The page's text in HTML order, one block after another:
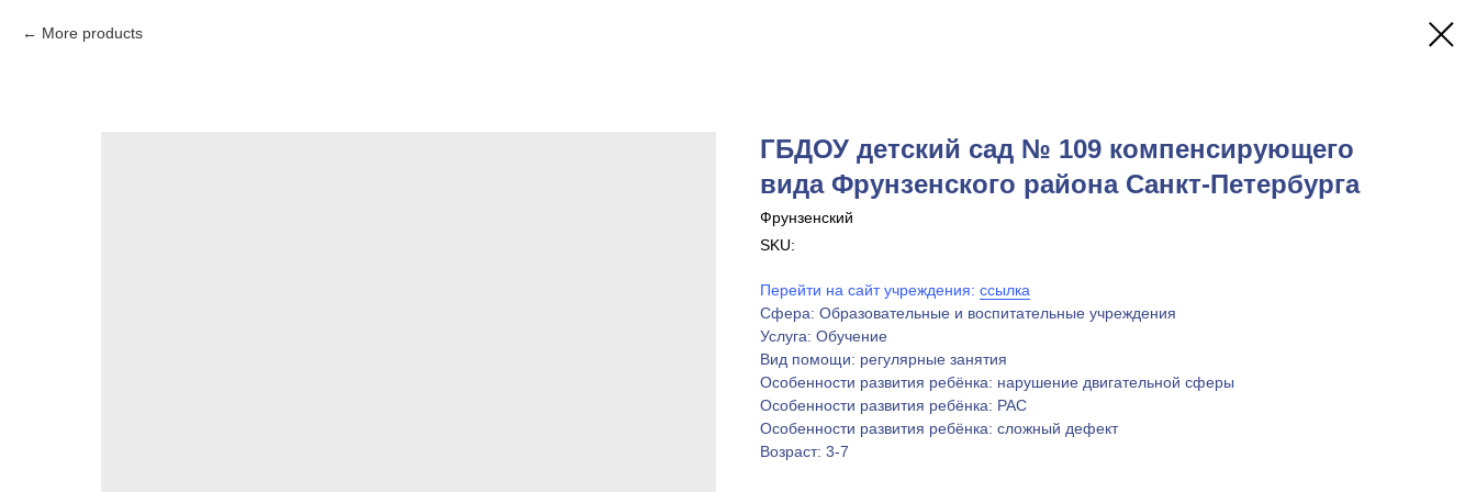
More products
ГБДОУ детский сад № 109 компенсирующего
вида Фрунзенского района Санкт-Петербурга
Фрунзенский
SKU:
Перейти на сайт учреждения: ссылка
Сфера: Образовательные и воспитательные учреждения
Услуга: Обучение
Вид помощи: регулярные занятия
Особенности развития ребёнка: нарушение двигательной сферы
Особенности развития ребёнка: РАС
Особенности развития ребёнка: сложный дефект
Возраст: 3-7